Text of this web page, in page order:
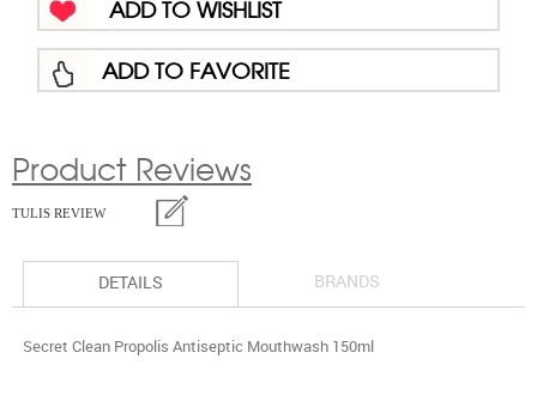
ADD TO WISHLIST
ADD TO FAVORITE
Product Reviews
TULIS REVIEW
DETAILS BRANDS
Secret Clean Propolis Antiseptic Mouthwash 150ml